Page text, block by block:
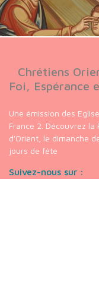
Chrétiens
Foi, Espérance
Une émission des
France 2. Découvrez
d'Orient, le dimanche
jours de fête
Suivez-nous sur :